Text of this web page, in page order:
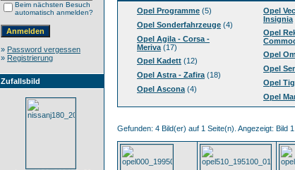
Beim nächsten Besuch
automatisch anmelden?
» Password vergessen
» Registrierung
Zufallsbild
Opel Programme (5)
Opel Sonderfahrzeuge (4)
Opel Agila - Corsa -
Meriva (17)
Opel Kadett (12)
Opel Astra - Zafira (18)
Opel Ascona (4)
Opel
Insignia
Opel
Opel
Opel
Opel
Opel
Gefunden: 4 Bild(er) auf 1 Seite(n). Angezeigt: Bild 1